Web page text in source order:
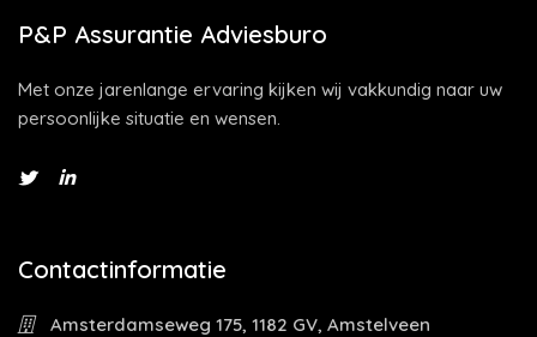
P&P Assurantie Adviesburo
Met onze jarenlange ervaring kijken wij vakkundig naar uw
persoonlijke situatie en wensen.
Contactinformatie
Amsterdamseweg 175, 1182 GV, Amstelveen